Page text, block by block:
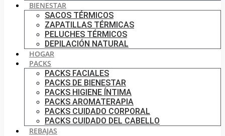
BIENESTAR
SACOS TÉRMICOS
ZAPATILLAS TÉRMICAS
PELUCHES TÉRMICOS
DEPILACIÓN NATURAL
HOGAR
PACKS
PACKS FACIALES
PACKS DE BIENESTAR
PACKS HIGIENE ÍNTIMA
PACKS AROMATERAPIA
PACKS CUIDADO CORPORAL
PACKS CUIDADO DEL CABELLO
REBAJAS